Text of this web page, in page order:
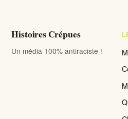
Histoires Crépues
Un média 100% antiraciste !